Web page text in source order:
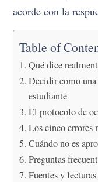
acorde con la
Table of
Qué dice
Decidir como
estudiante
El protocolo de
Los cinco errores
Cuándo no es
Preguntas
Fuentes y